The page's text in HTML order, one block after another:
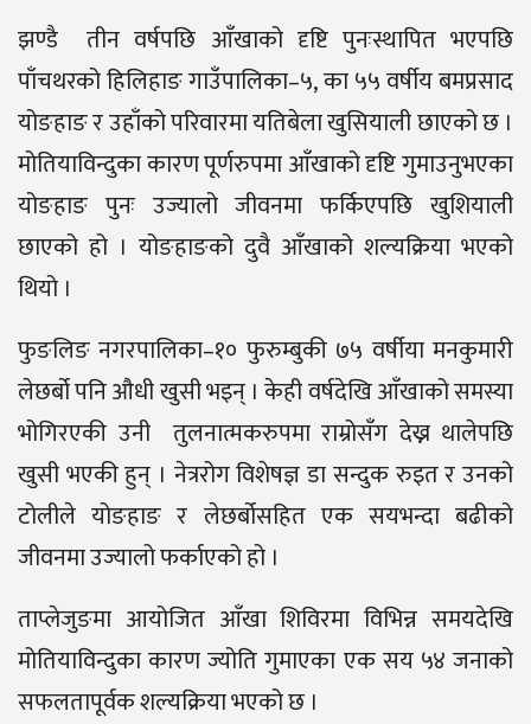
झण्डै तीन वर्षपछि आँखाको दृष्टि पुनःस्थापित भएपछि
पाँचथरको हिलिहाङ गाउँपालिका–५, का ५५ वर्षीय बमप्रसाद
योङहाङ र उहाँको परिवारमा यतिबेला खुसियाली छाएको छ ।
मोतियाविन्दुका कारण पूर्णरुपमा आँखाको दृष्टि गुमाउनुभएका
योङहाङ पुनः उज्यालो जीवनमा फर्किएपछि खुशियाली
छाएको हो । योङहाङको दुवै आँखाको शल्यक्रिया भएको
थियो ।
फुङलिङ नगरपालिका–१० फुरुम्बुकी ७५ वर्षीया मनकुमारी
लेछर्बो पनि औधी खुसी भइन् । केही वर्षदेखि आँखाको समस्या
भोगिरएकी उनी तुलनात्मकरुपमा राम्रोसँग देख्न थालेपछि
खुसी भएकी हुन् । नेत्ररोग विशेषज्ञ डा सन्दुक रुइत र उनको
टोलीले योङहाङ र लेछर्बोसहित एक सयभन्दा बढीको
जीवनमा उज्यालो फर्काएको हो ।
ताप्लेजुङमा आयोजित आँखा शिविरमा विभिन्न समयदेखि
मोतियाविन्दुका कारण ज्योति गुमाएका एक सय ५४ जनाको
सफलतापूर्वक शल्यक्रिया भएको छ ।